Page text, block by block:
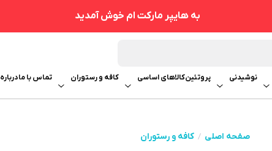
به هایپر مارکت ام خوش آمدید
نوشیدنی پروتئینکالاهای اساسی کافه و رستوران تماس با ما
صفحه اصلی کافه و رستوران